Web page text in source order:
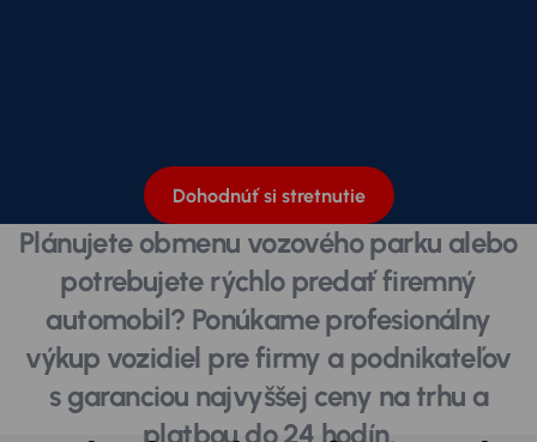
Dohodnúť si stretnutie
Plánujete obmenu vozového parku alebo
potrebujete rýchlo predať firemný
automobil? Ponúkame profesionálny
výkup vozidiel pre firmy a podnikateľov
s garanciou najvyššej ceny na trhu a
platbou do 24 hodín.